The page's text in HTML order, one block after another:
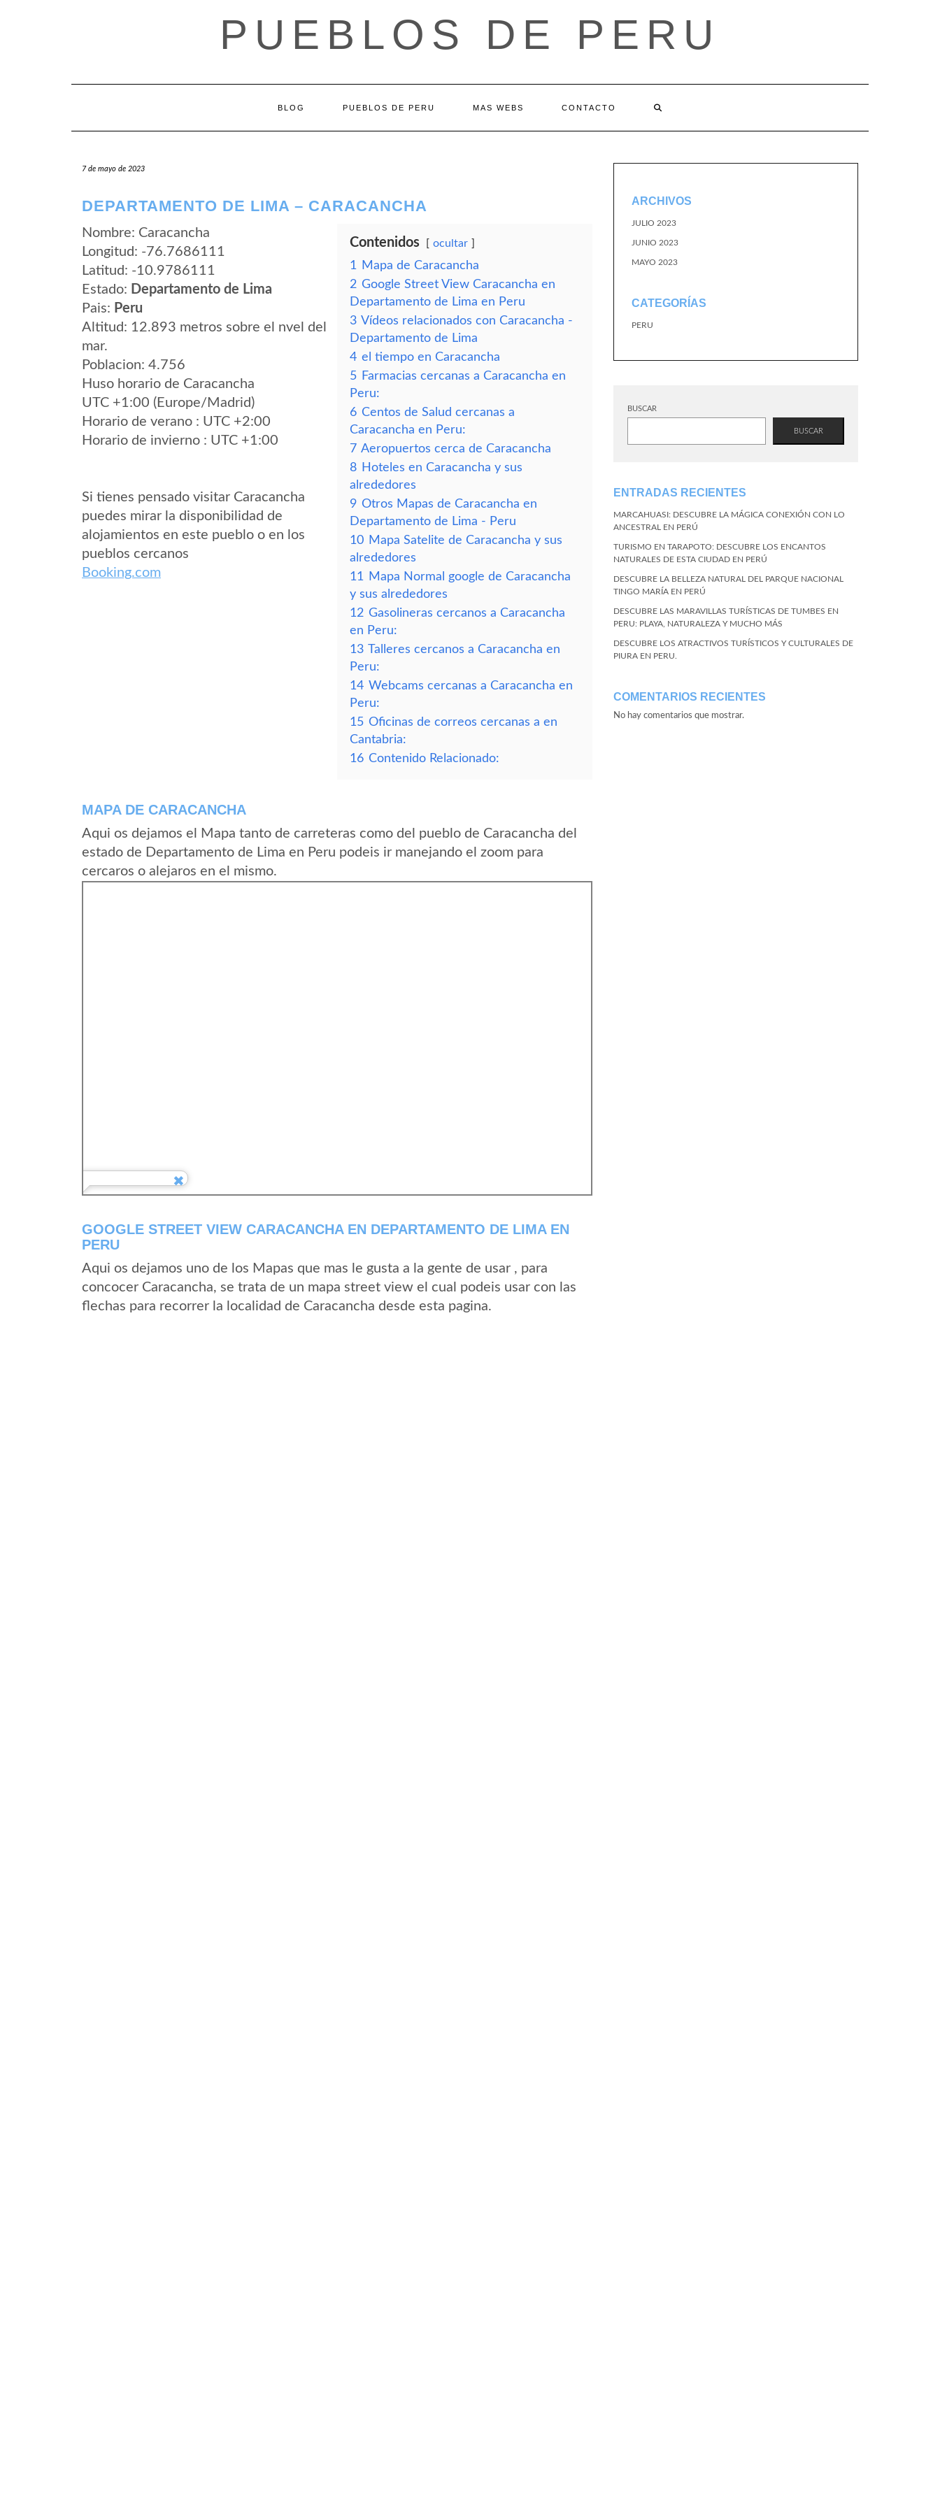
PUEBLOS DE PERU
BLOG PUEBLOS DE PERU MAS WEBS CONTACTO
7 de mayo de 2023
DEPARTAMENTO DE LIMA – CARACANCHA
Nombre: Caracancha
Longitud: -76.7686111
Latitud: -10.9786111
Estado: Departamento de Lima
Pais: Peru
Altitud: 12.893 metros sobre el nvel del
mar.
Poblacion: 4.756
Huso horario de Caracancha
UTC +1:00 (Europe/Madrid)
Horario de verano : UTC +2:00
Horario de invierno : UTC +1:00
Si tienes pensado visitar Caracancha
puedes mirar la disponibilidad de
alojamientos en este pueblo o en los
pueblos cercanos
Booking.com
Contenidos ocultar
1
Mapa de Caracancha
2 Google Street View Caracancha en
Departamento de Lima en Peru
3 Vídeos relacionados con Caracancha -
Departamento de Lima
4 el tiempo en Caracancha
5 Farmacias cercanas a Caracancha en
Peru:
6 Centos de Salud cercanas a
Caracancha en Peru:
7 Aeropuertos cerca de Caracancha
8 Hoteles en Caracancha y sus
alrededores
9 Otros Mapas de Caracancha en
Departamento de Lima - Peru
10 Mapa Satelite de Caracancha y sus
alrededores
11
Mapa Normal google de Caracancha
y sus alrededores
12 Gasolineras cercanos a Caracancha
en Peru:
13 Talleres cercanos a Caracancha en
Peru:
14 Webcams cercanas a Caracancha en
Peru:
15 Oficinas de correos cercanas a en
Cantabria:
16 Contenido Relacionado:
MAPA DE CARACANCHA
Aqui os dejamos el Mapa tanto de carreteras como del pueblo de Caracancha del
estado de Departamento de Lima en Peru podeis ir manejando el zoom para
cercaros o alejaros en el mismo.
GOOGLE STREET VIEW CARACANCHA EN DEPARTAMENTO DE LIMA EN
PERU
Aqui os dejamos uno de los Mapas que mas le gusta a la gente de usar , para
concocer Caracancha, se trata de un mapa street view el cual podeis usar con las
flechas para recorrer la localidad de Caracancha desde esta pagina.
ARCHIVOS
JULIO 2023
JUNIO 2023
MAYO 2023
CATEGORÍAS
PERU
BUSCAR
BUSCAR
ENTRADAS RECIENTES
MARCAHUASI: DESCUBRE LA MÁGICA CONEXIÓN CON LO
ANCESTRAL EN PERÚ
TURISMO EN TARAPOTO: DESCUBRE LOS ENCANTOS
NATURALES DE ESTA CIUDAD EN PERÚ
DESCUBRE LA BELLEZA NATURAL DEL PARQUE NACIONAL
TINGO MARÍA EN PERÚ
DESCUBRE LAS MARAVILLAS TURÍSTICAS DE TUMBES EN
PERU: PLAYA, NATURALEZA Y MUCHO MÁS
DESCUBRE LOS ATRACTIVOS TURÍSTICOS Y CULTURALES DE
PIURA EN PERU.
COMENTARIOS RECIENTES
No hay comentarios que mostrar.